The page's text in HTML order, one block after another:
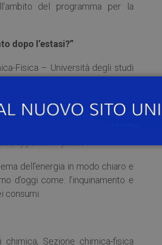
del programma per la
dopo l’estasi?”
Fisica – Università degli studi
diverso e di ampio respiro con
appunto in “pillole”.
dell’energia in modo chiaro e
d’oggi come: l’inquinamento e
consumi.
Sezione chimica-fisica